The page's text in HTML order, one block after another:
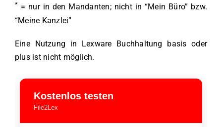
* = nur in den Mandanten; nicht in “Mein Büro” bzw.
“Meine Kanzlei”
Eine Nutzung in Lexware Buchhaltung basis oder
plus ist nicht möglich.